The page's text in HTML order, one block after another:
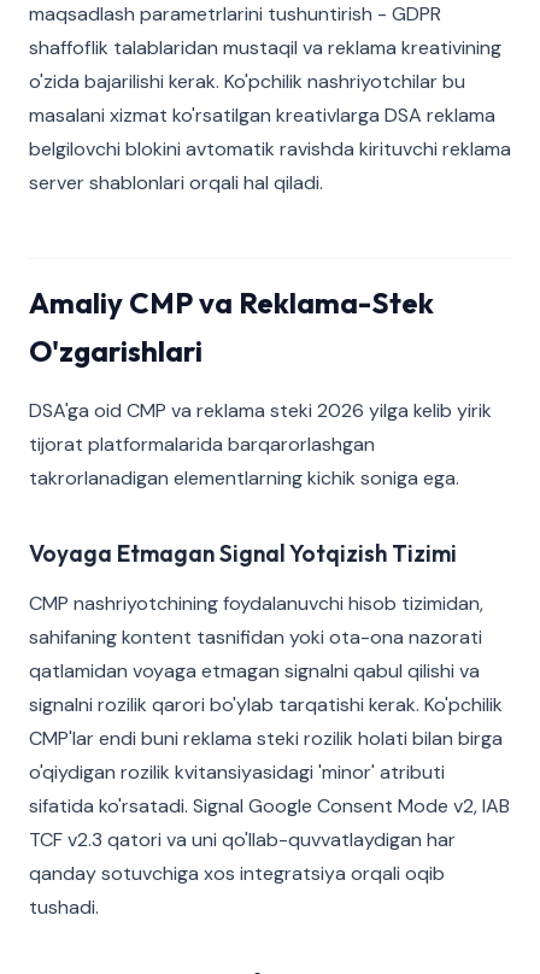
maqsadlash parametrlarini tushuntirish - GDPR
shaffoflik talablaridan mustaqil va reklama kreativining
o'zida bajarilishi kerak. Ko'pchilik nashriyotchilar bu
masalani xizmat ko'rsatilgan kreativlarga DSA reklama
belgilovchi blokini avtomatik ravishda kirituvchi reklama
server shablonlari orqali hal qiladi.
Amaliy CMP va Reklama-Stek
O'zgarishlari
DSA'ga oid CMP va reklama steki 2026 yilga kelib yirik
tijorat platformalarida barqarorlashgan
takrorlanadigan elementlarning kichik soniga ega.
Voyaga Etmagan Signal Yotqizish Tizimi
CMP nashriyotchining foydalanuvchi hisob tizimidan,
sahifaning kontent tasnifidan yoki ota-ona nazorati
qatlamidan voyaga etmagan signalni qabul qilishi va
signalni rozilik qarori bo'ylab tarqatishi kerak. Ko'pchilik
CMP'lar endi buni reklama steki rozilik holati bilan birga
o'qiydigan rozilik kvitansiyasidagi 'minor' atributi
sifatida ko'rsatadi. Signal Google Consent Mode v2, IAB
TCF v2.3 qatori va uni qo'llab-quvvatlaydigan har
qanday sotuvchiga xos integratsiya orqali oqib
tushadi.